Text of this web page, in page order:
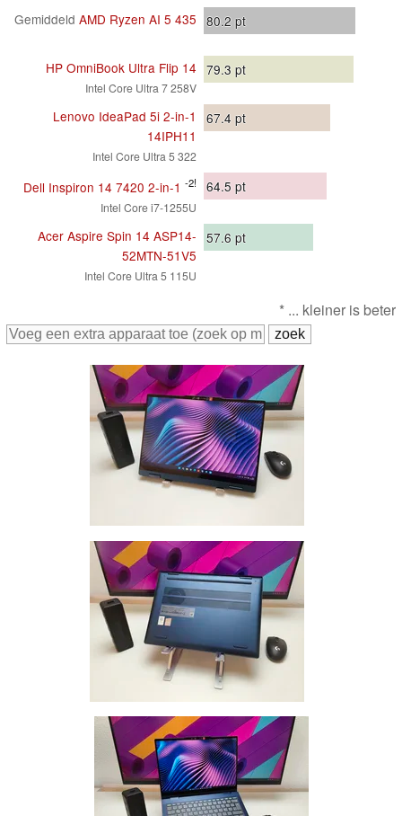
Gemiddeld AMD Ryzen AI 5 435 80.2 pt
HP OmniBook Ultra Flip 14
Intel Core Ultra 7 258V
79.3 pt
Lenovo IdeaPad 5i 2-in-1
14IPH11
Intel Core Ultra 5 322
67.4 pt
Dell Inspiron 14 7420 2-in-1 -2!
Intel Core i7-1255U
64.5 pt
Acer Aspire Spin 14 ASP14-
52MTN-51V5
Intel Core Ultra 5 115U
57.6 pt
* ... kleiner is beter